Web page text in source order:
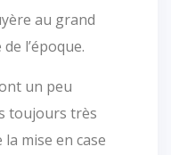
au grand
l’époque.
un peu
toujours très
mise en case